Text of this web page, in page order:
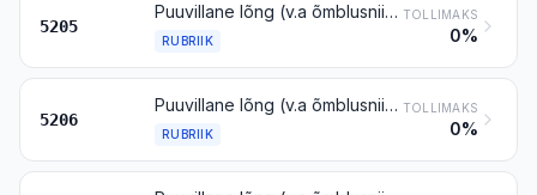
5205
Puuvillane lõng (v.a õmblusniit), puuvillasisaldusega vähemalt 85 % massist, jaemüügiks pakendamata
RUBRIIK
TOLLIMAKS
0%
5206
Puuvillane lõng (v.a õmblusniit) puuvillasisaldusega alla 85 % massist, jaemüügiks pakendamata
RUBRIIK
TOLLIMAKS
0%